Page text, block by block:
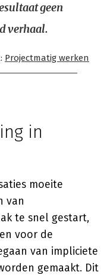
geen
verhaal.
Projectmatig werken
in
moeite
van
te snel gestart,
voor de
van impliciete
gemaakt. Dit